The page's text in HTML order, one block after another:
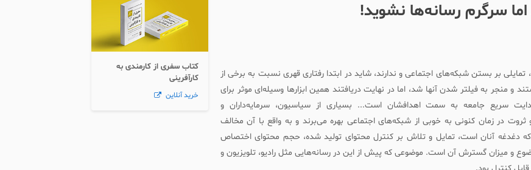
اما سرگرم رسانه‌ها نشوید!
تمایلی بر بستن شبکه‌های اجتماعی و ندارند، شاید در ابتدا رفتاری قهری نسبت به برخی از
و منجر به فیلتر شدن آنها شد، اما در نهایت دریافتند همین ابزارها وسیله‌ای موثر برای
سریع جامعه به سمت اهدافشان است... بسیاری از سیاسیون، سرمایه‌داران و
در زمان کنونی به خوبی از شبکه‌های اجتماعی بهره می‌برند و به واقع با آن مخالف
که دغدغه آنان است، تمایل و تلاش بر کنترل محتوای تولید شده، حجم محتوای اختصاص
و میزان گسترش آن است. موضوعی که پیش از این در رسانه‌هایی مثل رادیو، تلویزیون و
کتاب سفری از کارمندی به
کارآفرینی
خرید آنلاین